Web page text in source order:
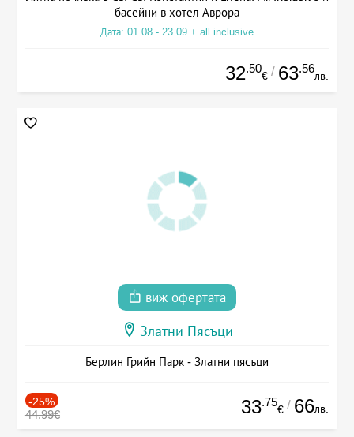
басейни в хотел Аврора
Дата: 01.08 - 23.09 + all inclusive
32.50
€ / 63.56
лв.
виж офертата
Златни Пясъци
Берлин Грийн Парк - Златни пясъци
-25%
44.99€ 33.75
€ / 66лв.